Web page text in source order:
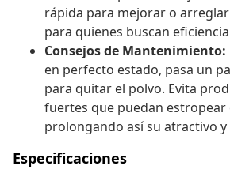
rápida para mejorar o
para quienes buscan
Consejos de Mantenimiento:
en perfecto estado, pasa un
para quitar el polvo. Evita
fuertes que puedan estropear
prolongando así su atractivo
Especificaciones